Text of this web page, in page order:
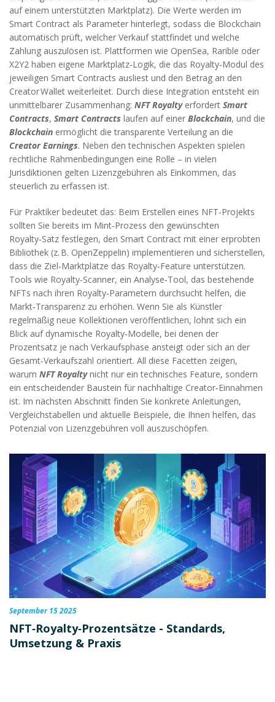
auf einem unterstützten Marktplatz). Die Werte werden im
Smart Contract als Parameter hinterlegt, sodass die Blockchain
automatisch prüft, welcher Verkauf stattfindet und welche
Zahlung auszulösen ist. Plattformen wie OpenSea, Rarible oder
X2Y2 haben eigene Marktplatz‑Logik, die das Royalty‑Modul des
jeweiligen Smart Contracts ausliest und den Betrag an den
Creator Wallet weiterleitet. Durch diese Integration entsteht ein
unmittelbarer Zusammenhang: NFT Royaltyerfordert Smart
Contracts, Smart Contracts laufen auf einer Blockchain, und die
Blockchain ermöglicht die transparente Verteilung an die
Creator Earnings. Neben den technischen Aspekten spielen
rechtliche Rahmenbedingungen eine Rolle – in vielen
Jurisdiktionen gelten Lizenzgebühren als Einkommen, das
steuerlich zu erfassen ist.
Für Praktiker bedeutet das: Beim Erstellen eines NFT‑Projekts
sollten Sie bereits im Mint‑Prozess den gewünschten
Royalty‑Satz festlegen, den Smart Contract mit einer erprobten
Bibliothek (z. B. OpenZeppelin) implementieren und sicherstellen,
dass die Ziel‑Marktplätze das Royalty‑Feature unterstützen.
Tools wie Royalty‑Scanner, ein Analyse‑Tool, das bestehende
NFTs nach ihren Royalty‑Parametern durchsucht helfen, die
Markt‑Transparenz zu erhöhen. Wenn Sie als Künstler
regelmäßig neue Kollektionen veröffentlichen, lohnt sich ein
Blick auf dynamische Royalty‑Modelle, bei denen der
Prozentsatz je nach Verkaufsphase ansteigt oder sich an der
Gesamt‑Verkaufszahl orientiert. All diese Facetten zeigen,
warum NFT Royaltynicht nur ein technisches Feature, sondern
ein entscheidender Baustein für nachhaltige Creator‑Einnahmen
ist. Im nächsten Abschnitt finden Sie konkrete Anleitungen,
Vergleichstabellen und aktuelle Beispiele, die Ihnen helfen, das
Potenzial von Lizenzgebühren voll auszuschöpfen.
September 15 2025
NFT‑Royalty‑Prozentsätze - Standards,
Umsetzung & Praxis